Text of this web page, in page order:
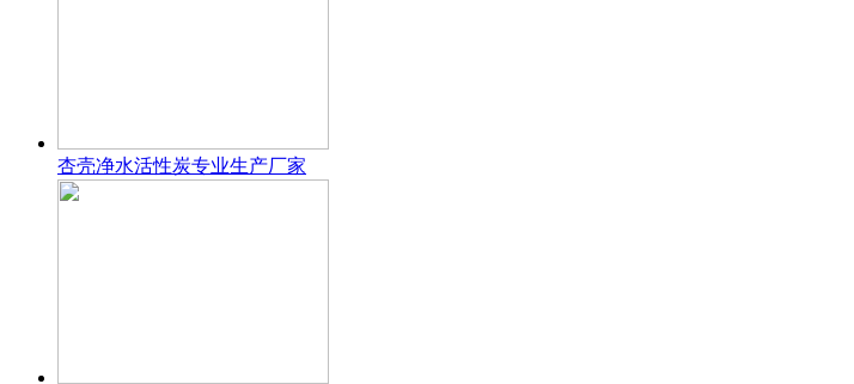
杏壳净水活性炭专业生产厂家